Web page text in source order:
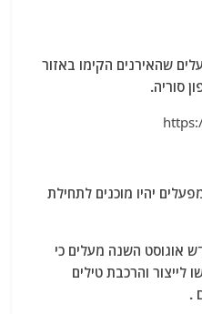
a
b
הרבינו לדווח על 2 מפעלים שהאירנים הקימו באזור
סוריה.
יהיו מוכנים לתחילת
אוגוסט השנה מעלים כי
והרכבת טילים
.